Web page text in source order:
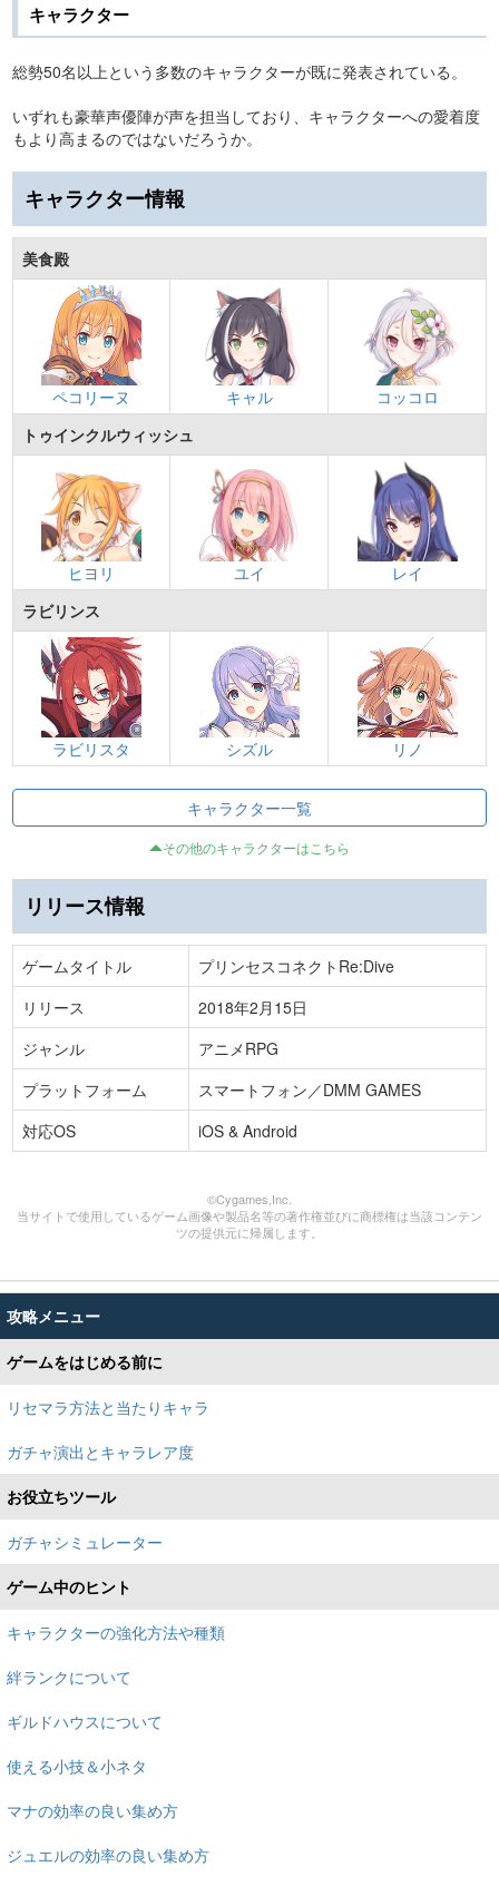
キャラクター
総勢50名以上という多数のキャラクターが既に発表されている。
いずれも豪華声優陣が声を担当しており、キャラクターへの愛着度
もより高まるのではないだろうか。
キャラクター情報
美食殿
ペコリーヌ キャル
コッコロ
トゥインクルウィッシュ
ヒヨリ ユイ
レイ
ラビリンス
ラビリスタ シズル リノ
キャラクター一覧
その他のキャラクターはこちら
リリース情報
ゲームタイトル
プリンセスコネクトRe:Dive
リリース
2018年2月15日
ジャンル
アニメRPG
プラットフォーム
スマートフォン／DMM GAMES
対応OS
iOS & Android
©Cygames,Inc.
当サイトで使用しているゲーム画像や製品名等の著作権並びに商標権は当該コンテン
ツの提供元に帰属します。
攻略メニュー
ゲームをはじめる前に
リセマラ方法と当たりキャラ
ガチャ演出とキャラレア度
お役立ちツール
ガチャシミュレーター
ゲーム中のヒント
キャラクターの強化方法や種類
絆ランクについて
ギルドハウスについて
使える小技＆小ネタ
マナの効率の良い集め方
ジュエルの効率の良い集め方